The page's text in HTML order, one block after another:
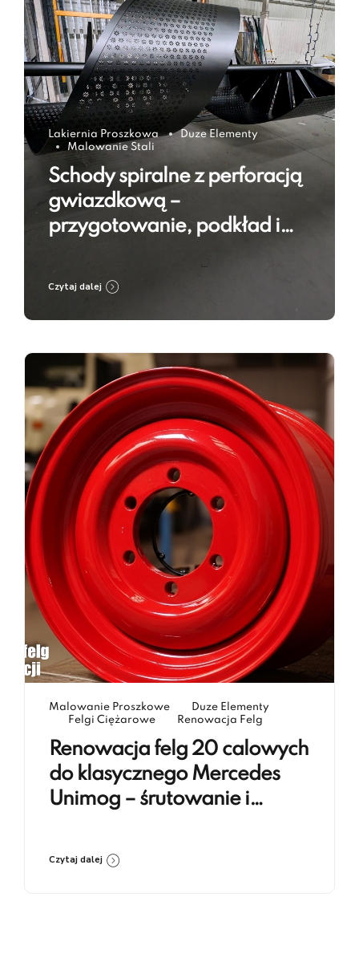
Lakiernia Proszkowa
Duze Elementy
Malowanie Stali
Schody spiralne z perforacją
gwiazdkową –
przygotowanie, podkład i
Czytaj dalej
Malowanie Proszkowe
Duze Elementy
Felgi Ciężarowe
Renowacja Felg
Renowacja felg 20 calowych
do klasycznego Mercedes
Unimog – śrutowanie i
Czytaj dalej